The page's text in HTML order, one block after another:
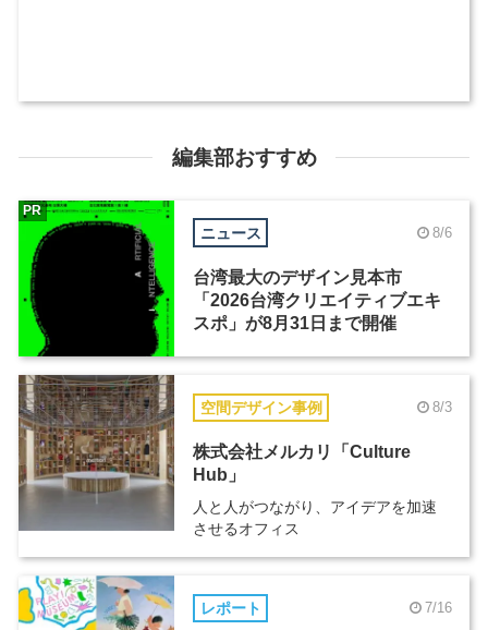
編集部おすすめ
ニュース 8/6
台湾最大のデザイン見本市
「2026台湾クリエイティブエキ
スポ」が8月31日まで開催
PR
空間デザイン事例 8/3
株式会社メルカリ「Culture
Hub」
人と人がつながり、アイデアを加速
させるオフィス
レポート 7/16